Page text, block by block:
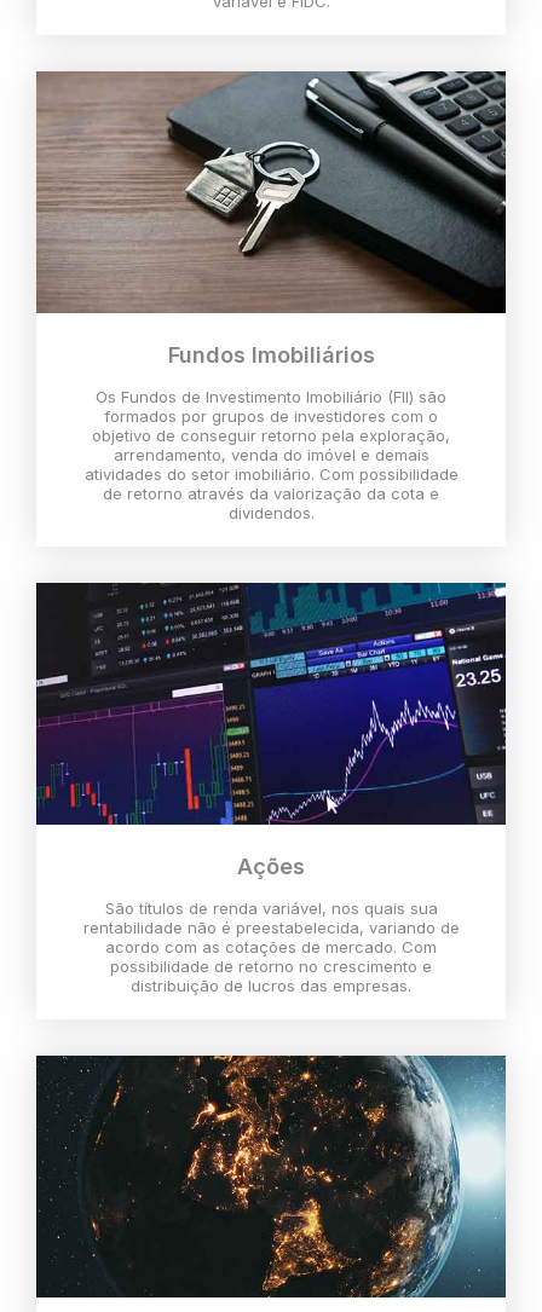
Fundos Imobiliários
Os Fundos de Investimento Imobiliário (FII) são
formados por grupos de investidores com o
objetivo de conseguir retorno pela exploração,
arrendamento, venda do imóvel e demais
atividades do setor imobiliário. Com possibilidade
de retorno através da valorização da cota e
dividendos.
Ações
São títulos de renda variável, nos quais sua
rentabilidade não é preestabelecida, variando de
acordo com as cotações de mercado. Com
possibilidade de retorno no crescimento e
distribuição de lucros das empresas.